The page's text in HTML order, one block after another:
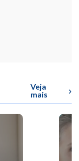
Veja
mais